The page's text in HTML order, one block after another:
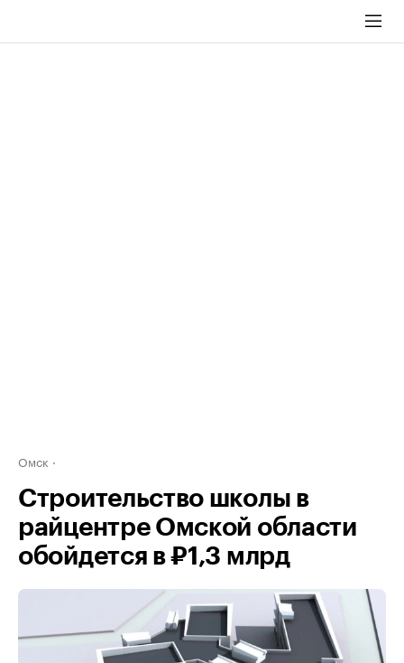
Омск
Строительство школы в
райцентре Омской области
обойдется в ₽1,3 млрд